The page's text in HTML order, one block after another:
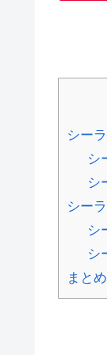
シー
シ
シ
シー
シ
シ
まとめ